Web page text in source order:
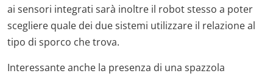
ai sensori integrati sarà inoltre il robot stesso a poter
scegliere quale dei due sistemi utilizzare il relazione al
tipo di sporco che trova.
Interessante anche la presenza di una spazzola